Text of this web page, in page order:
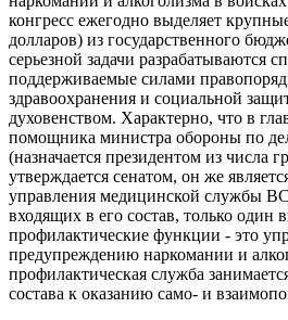
конгресс ежегодно выделяет
долларов) из государственного
серьезной задачи разрабатываются
поддерживаемые силами
здравоохранения и социальной
духовенством. Характерно, что в
помощника министра обороны по
(назначается президентом из числа
утверждается сенатом, он же
управления медицинской службы
входящих в его состав, только один
профилактические функции - это
предупреждению наркомании и
профилактическая служба
состава к оказанию само- и